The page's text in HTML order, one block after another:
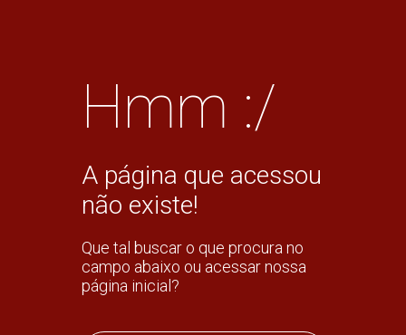
Hmm :/
A página que acessou
não existe!
Que tal buscar o que procura no
campo abaixo ou acessar nossa
página inicial?